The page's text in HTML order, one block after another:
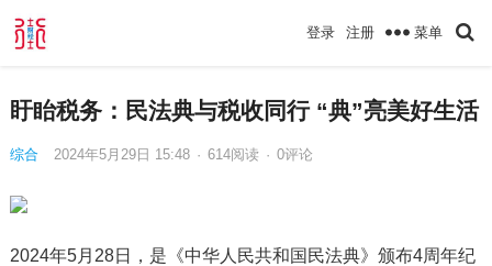
登录 注册 菜单
盱眙税务：民法典与税收同行 “典”亮美好生活
综合 2024年5月29日 15:48 · 614阅读 · 0评论
2024年5月28日，是《中华人民共和国民法典》颁布4周年纪